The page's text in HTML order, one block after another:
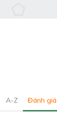
A-Z Đánh giá